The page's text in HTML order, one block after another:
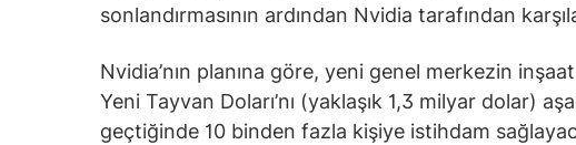
sonlandırmasının ardından Nvidia tarafından
Nvidia’nın planına göre, yeni genel merkezin
Yeni Tayvan Doları’nı (yaklaşık 1,3 milyar dolar)
geçtiğinde 10 binden fazla kişiye istihdam